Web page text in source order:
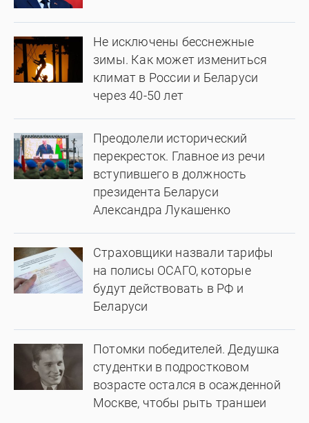
Не исключены бесснежные
зимы. Как может измениться
климат в России и Беларуси
через 40-50 лет
Преодолели исторический
перекресток. Главное из речи
вступившего в должность
президента Беларуси
Александра Лукашенко
Страховщики назвали тарифы
на полисы ОСАГО, которые
будут действовать в РФ и
Беларуси
Потомки победителей. Дедушка
студентки в подростковом
возрасте остался в осажденной
Москве, чтобы рыть траншеи